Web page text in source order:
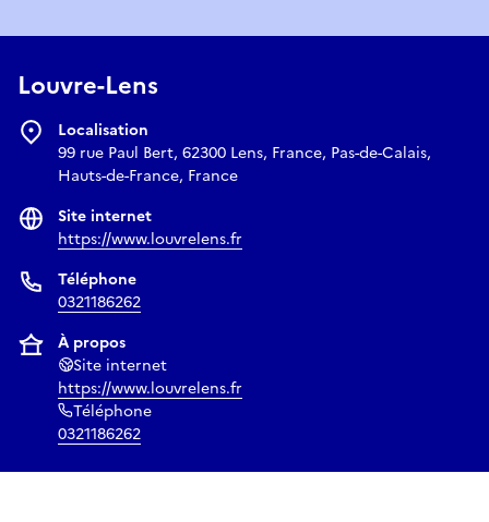
Louvre-Lens
Localisation
99 rue Paul Bert, 62300 Lens, France, Pas-de-Calais,
Hauts-de-France, France
Site internet
https://www.louvrelens.fr
Téléphone
0321186262
À propos
Site internet
https://www.louvrelens.fr
Téléphone
0321186262